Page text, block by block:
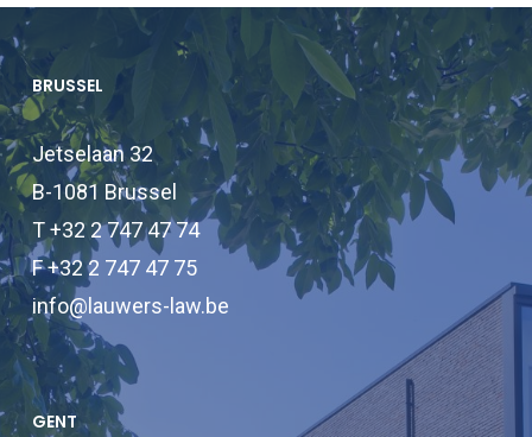
BRUSSEL
Jetselaan 32
B-1081 Brussel
T +32 2 747 47 74
F +32 2 747 47 75
info@lauwers-law.be
GENT